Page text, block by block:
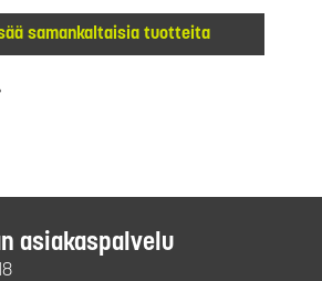
samankaltaisia tuotteita
asiakaspalvelu